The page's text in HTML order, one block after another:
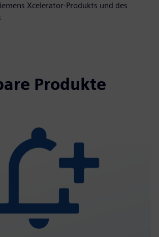
Xcelerator-Produkts und des
Produkte